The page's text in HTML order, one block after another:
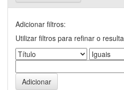
Adicionar filtros:
Utilizar filtros para refinar o